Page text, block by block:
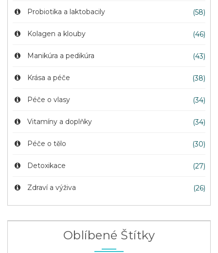
Probiotika a laktobacily (58)
Kolagen a klouby (46)
Manikúra a pedikúra (43)
Krása a péče (38)
Péče o vlasy (34)
Vitamíny a doplňky (34)
Péče o tělo (30)
Detoxikace (27)
Zdraví a výživa (26)
Oblíbené Štítky